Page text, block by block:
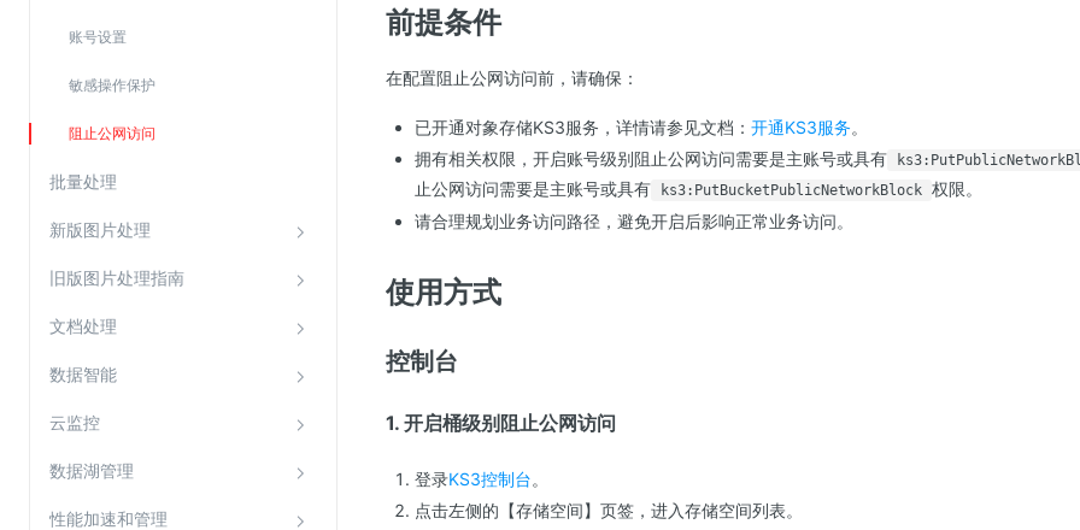
账号设置
敏感操作保护
阻止公网访问
批量处理
新版图片处理
旧版图片处理指南
文档处理
数据智能
云监控
数据湖管理
性能加速和管理
Web应用防火墙(WAF)
密钥管理服务
SSL证书管理
前提条件
在配置阻止公网访问前，请确保：
已开通对象存储KS3服务，详情请参见文档： 开通KS3服务。
拥有相关权限，开启账号级别阻止公网访问需要是主账号或具有
止公网访问需要是主账号或具有
ks3:PutBucketPublicNetworkBlock 权限。
请合理规划业务访问路径，避免开启后影响正常业务访问。
使用方式
控制台
1. 开启桶级别阻止公网访问
登录KS3控制台。
点击左侧的【存储空间】页签，进入存储空间列表。